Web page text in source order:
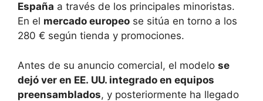
España a través de los principales minoristas.
En el mercado europeo se sitúa en torno a los
280 € según tienda y promociones.
Antes de su anuncio comercial, el modelo se
dejó ver en EE. UU. integrado en equipos
preensamblados, y posteriormente ha llegado